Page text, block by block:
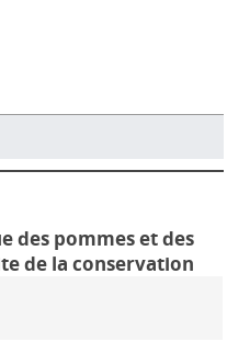
des pommes et des
de la conservation